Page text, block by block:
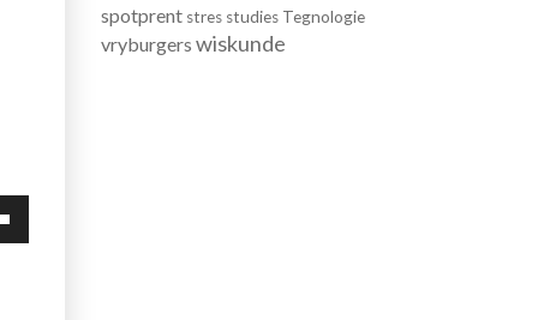
spotprent stres studies Tegnologie
vryburgers wiskunde